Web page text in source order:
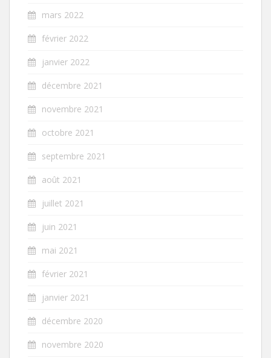
mars 2022
février 2022
janvier 2022
décembre 2021
novembre 2021
octobre 2021
septembre 2021
août 2021
juillet 2021
juin 2021
mai 2021
février 2021
janvier 2021
décembre 2020
novembre 2020